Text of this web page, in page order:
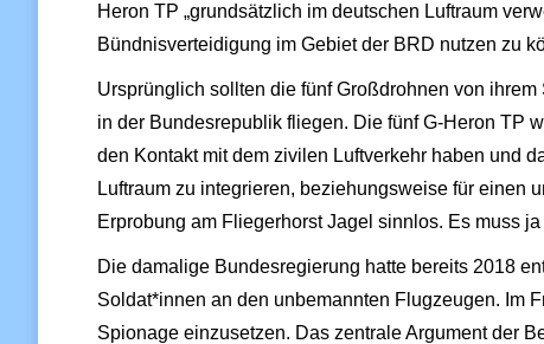
Heron TP „grundsätzlich im deutschen Luftraum
Bündnisverteidigung im Gebiet der BRD nutzen zu
Ursprünglich sollten die fünf Großdrohnen von
in der Bundesrepublik fliegen. Die fünf G-Heron TP
den Kontakt mit dem zivilen Luftverkehr haben und
Luftraum zu integrieren, beziehungsweise für einen
Erprobung am Fliegerhorst Jagel sinnlos. Es muss
Die damalige Bundesregierung hatte bereits 2018
Soldat*innen an den unbemannten Flugzeugen. Im
Spionage einzusetzen. Das zentrale Argument der